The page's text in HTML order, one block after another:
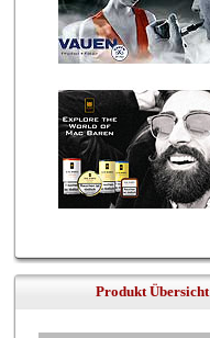
Produkt Übersicht